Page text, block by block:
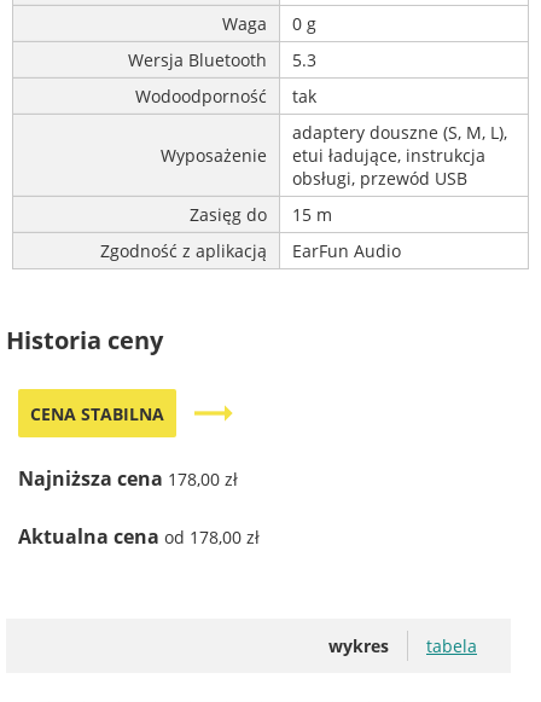
Waga
0 g
Wersja Bluetooth
5.3
Wodoodporność
tak
Wyposażenie
adaptery douszne (S, M, L),
etui ładujące, instrukcja
obsługi, przewód USB
Zasięg do
15 m
Zgodność z aplikacją
EarFun Audio
Historia ceny
CENA STABILNA trending_flat
Najniższa cena 178,00 zł
Aktualna cena od 178,00 zł
wykres tabela